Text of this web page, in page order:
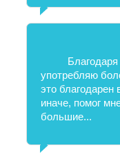
употребляю
это благодарен
иначе, помог
большие...